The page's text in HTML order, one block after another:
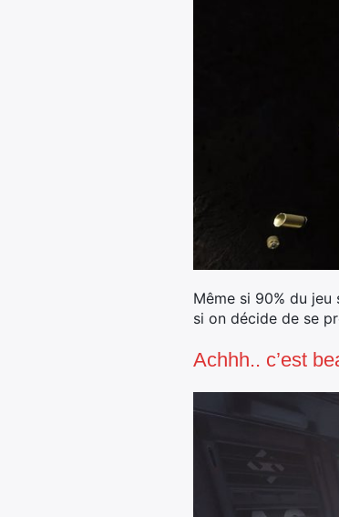
Même si 90% du
si on décide de se
Achhh.. c’est